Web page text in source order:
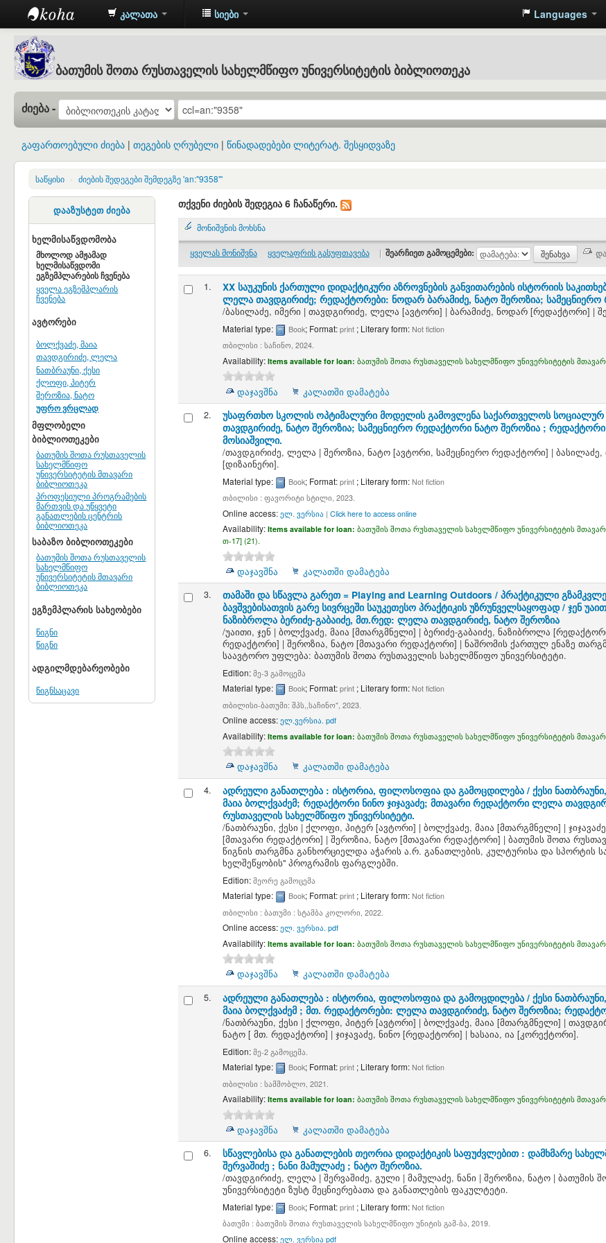
Batumi
Shota
Rustaveli
State
University
: ბათუმის
შოთა
რუსთაველის
სახელმწიფო
უნივერსიტეტის
ბიბლიოთეკა
კალათა სიები Languages
ბათუმის შოთა რუსთაველის სახელმწიფო უნივერსიტეტის ბიბლიოთეკა
ძიება -
გაფართოებული ძიება თეგების ღრუბელი წინადადებები ლიტერატ. შესყიდვაზე
საწყისი › ძიების შედეგები შემდეგზე 'an:"9358"'
დააზუსტეთ ძიება
ხელმისაწვდომობა
მხოლოდ ამჟამად
ხელმისაწვდომი
ეგზემპლარების ჩვენება
ყველა ეგზემპლარის
ჩვენება
ავტორები
ბოლქვაძე, მაია
თავდგირიძე, ლელა
ნათბრაუნი, ქესი
ქლოფი, პიტერ
შეროზია, ნატო
უფრო ვრცლად
მფლობელი
ბიბლიოთეკები
ბათუმის შოთა რუსთაველის
სახელმწიფო
უნივერსიტეტის მთავარი
ბიბლიოთეკა
პროფესიული პროგრამების
მართვის და უწყვეტი
განათლების ცენტრის
ბიბლიოთეკა
საბაზო ბიბლიოთეკები
ბათუმის შოთა რუსთაველის
სახელმწიფო
უნივერსიტეტის მთავარი
ბიბლიოთეკა
ეგზემპლარის სახეობები
წიგნი
წიგნი
ადგილმდებარეობები
წიგნსაცავი
თქვენი ძიების შედეგია 6 ჩანაწერი.
მონიშვნის მოხსნა
ყველას მონიშვნა ყველაფრის გასუფთავება | შეარჩიეთ გამოცემები:
1. XX საუკუნის ქართული დიდაქტიკური აზროვნების განვითარების ისტორიის
ლელა თავდგირიძე; რედაქტორები: ნოდარ ბარამიძე, ნატო შეროზია; სამეცნიერო
/ბასილაძე, იმერი | თავდგირიძე, ლელა [ავტორი] | ბარამიძე, ნოდარ[რედაქტორი] |
Material type: Book; Format: print ; Literary form: Not fiction
თბილისი : საჩინო, 2024.
Availability: Items available for loan: ბათუმის შოთა რუსთაველის სახელმწიფო უნივერსიტეტის
დაჯავშნა
კალათში დამატება
2.
უსაფრთხო სკოლის ოპტიმალური მოდელის გამოვლენა საქართველოს სოციალურ
თავდგირიძე, ნატო შეროზია; სამეცნიერო რედაქტორი ნატო შეროზია ;
მოსიაშვილი.
/თავდგირიძე, ლელა | შეროზია, ნატო[ავტორი, სამეცნიერო რედაქტორი] | ბასილაძე,
[დიზაინერი].
Material type: Book; Format: print ; Literary form: Not fiction
თბილისი : ფავორიტი სტილი, 2023.
Online access: ელ. ვერსია | Click here to access online
Availability: Items available for loan: ბათუმის შოთა რუსთაველის სახელმწიფო უნივერსიტეტის
თ-17] (21).
დაჯავშნა
კალათში დამატება
3.
თამაში და სწავლა გარეთ = Playing and Learning Outdoors / პრაქტიკული
ბავშვებისათვის გარე სივრცეში საუკეთესო პრაქტიკის უზრუნველსაყოფად / ჯენ
ნაზიბროლა ბერიძე-გაბაიძე, მთ.რედ: ლელა თავდგირიძე, ნატო შეროზია
/უაითი, ჯენ| ბოლქვაძე, მაია [მთარგმნელი] | ბერიძე-გაბაიძე, ნაზიბროლა
რედაქტორი] | შეროზია, ნატო[მთავარი რედაქტორი] | ნაშრომის ქართულ ენაზე
საავტორო უფლება: ბათუმის შოთა რუსთაველის სახელმწიფო უნივერსიტეტი.
Edition: მე-3 გამოცემა
Material type: Book; Format: print ; Literary form: Not fiction
თბილისი-ბათუმი: შპს,,საჩინო", 2023.
Online access: ელ.ვერსია. pdf
Availability: Items available for loan: ბათუმის შოთა რუსთაველის სახელმწიფო უნივერსიტეტის
დაჯავშნა
კალათში დამატება
4.
ადრეული განათლება : ისტორია, ფილოსოფია და გამოცდილება / ქესი
მაია ბოლქვაძემ; რედაქტორი ნინო ჯიჯავაძე; მთავარი რედაქტორი ლელა
რუსთაველის სახელმწიფო უნივერსიტეტი.
/ნათბრაუნი, ქესი | ქლოფი, პიტერ[ავტორი] | ბოლქვაძე, მაია [მთარგმნელი] |
[მთავარი რედაქტორი] | შეროზია, ნატო[მთავარი რედაქტორი] | ბათუმის შოთა
წიგნის თარგმნა განხორციელდა აჭარის ა.რ. განათლების, კულტურისა და სპორტის
ხელშეწყობის" პროგრამის ფარგლებში.
Edition: მეორე გამოცემა
Material type: Book; Format: print ; Literary form: Not fiction
თბილისი : ბათუმი : სტამბა კოლორი, 2022.
Online access: ელ. ვერსია. pdf
Availability: Items available for loan: ბათუმის შოთა რუსთაველის სახელმწიფო უნივერსიტეტის
დაჯავშნა
კალათში დამატება
5.
ადრეული განათლება : ისტორია, ფილოსოფია და გამოცდილება / ქესი
მაია ბოლქვაძემ ; მთ. რედაქტორები: ლელა თავდგირიძე, ნატო შეროზია;
/ნათბრაუნი, ქესი | ქლოფი, პიტერ[ავტორი] | ბოლქვაძე, მაია [მთარგმნელი] |
ნატო[ მთ. რედაქტორი] | ჯიჯავაძე, ნინო[რედაქტორი] | ხასაია, ია [კორექტორი].
Edition: მე-2 გამოცემა.
Material type: Book; Format: print ; Literary form: Not fiction
თბილისი : სამშობლო, 2021.
Availability: Items available for loan: ბათუმის შოთა რუსთაველის სახელმწიფო უნივერსიტეტის
დაჯავშნა
კალათში დამატება
6.
სწავლებისა და განათლების თეორია დიდაქტიკის საფუძვლებით : დამხმარე
შერვაშიძე ; ნანი მამულაძე ; ნატო შეროზია.
/თავდგირიძე, ლელა | შერვაშიძე, გული | მამულაძე, ნანი | შეროზია, ნატო| ბათუმის
უნივერსიტეტი ზუსტ მეცნიერებათა და განათლების ფაკულტეტი.
Material type: Book; Format: print ; Literary form: Not fiction
ბათუმი : ბათუმის შოთა რუსთაველის სახელმწიფო უნიტის გამ-ბა, 2019.
Online access: ელ. ვერსია pdf